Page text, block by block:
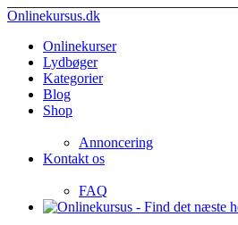
Onlinekursus.dk
Onlinekurser
Lydbøger
Kategorier
Blog
Shop
Annoncering
Kontakt os
FAQ